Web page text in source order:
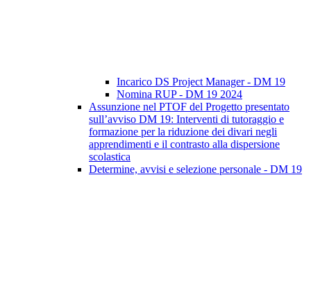
Incarico DS Project Manager - DM 19
Nomina RUP - DM 19 2024
Assunzione nel PTOF del Progetto presentato
sull’avviso DM 19: Interventi di tutoraggio e
formazione per la riduzione dei divari negli
apprendimenti e il contrasto alla dispersione
scolastica
Determine, avvisi e selezione personale - DM 19